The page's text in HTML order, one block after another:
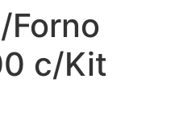
c/Kit